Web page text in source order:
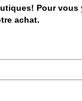
Pour
achat.